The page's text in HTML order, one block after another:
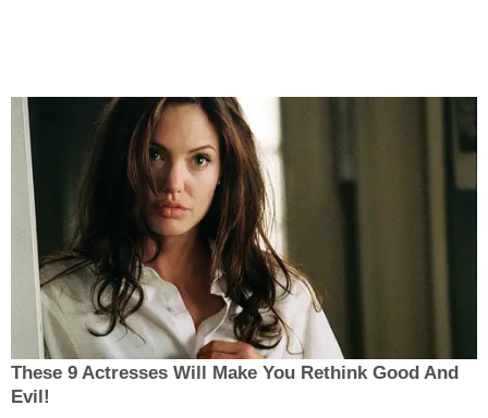
These 9 Actresses Will Make You Rethink Good And
Evil!